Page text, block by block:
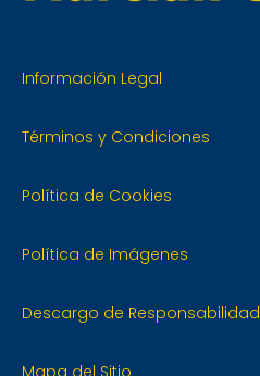
Información Legal
Términos y Condiciones
Política de Cookies
Política de Imágenes
Descargo de Responsabilidad
Mapa del Sitio